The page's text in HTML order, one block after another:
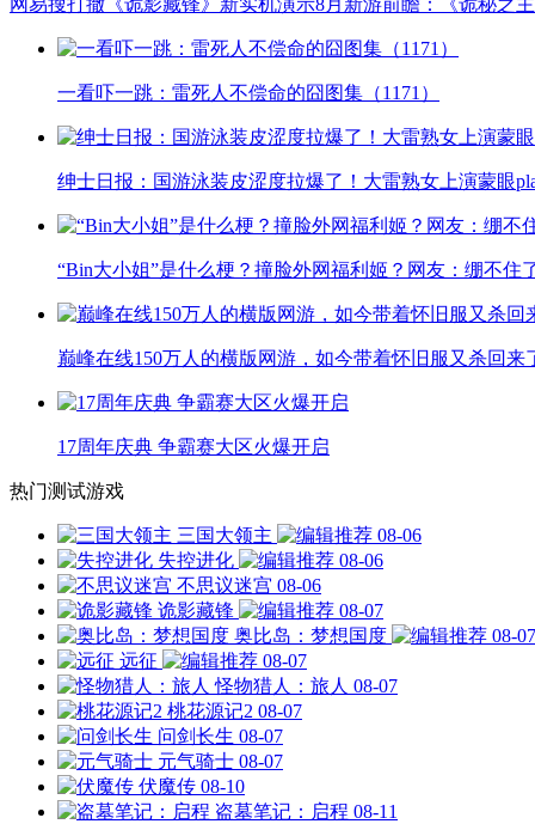
一看吓一跳：雷死人不偿命的囧图集（1171）
绅士日报：国游泳装皮涩度拉爆了！大雷熟女上演蒙眼
“Bin大小姐”是什么梗？撞脸外网福利姬？网友：绷不住
巅峰在线150万人的横版网游，如今带着怀旧服又杀回来
17周年庆典 争霸赛大区火爆开启
热门测试游戏
三国大领主
08-06
失控进化
08-06
不思议迷宫 08-06
诡影藏锋
08-07
奥比岛：梦想国度
08-07
远征
08-07
怪物猎人：旅人 08-07
桃花源记2 08-07
问剑长生 08-07
元气骑士 08-07
伏魔传 08-10
盗墓笔记：启程 08-11